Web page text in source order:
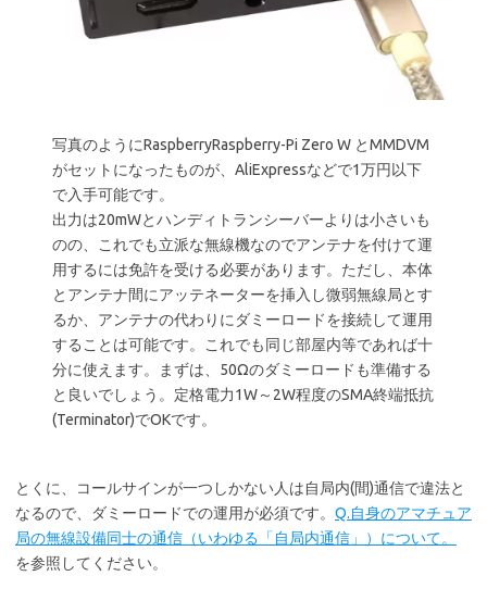
写真のようにRaspberryRaspberry-Pi Zero W とMMDVM
がセットになったものが、AliExpressなどで1万円以下
で入手可能です。
出力は20mWとハンディトランシーバーよりは小さいも
のの、これでも立派な無線機なのでアンテナを付けて運
用するには免許を受ける必要があります。ただし、本体
とアンテナ間にアッテネーターを挿入し微弱無線局とす
るか、アンテナの代わりにダミーロードを接続して運用
することは可能です。これでも同じ部屋内等であれば十
分に使えます。まずは、50Ωのダミーロードも準備する
と良いでしょう。定格電力1W～2W程度のSMA終端抵抗
(Terminator)でOKです。
とくに、コールサインが一つしかない人は自局内(間)通信で違法と
なるので、ダミーロードでの運用が必須です。 Q.自身のアマチュア
局の無線設備同士の通信（いわゆる「自局内通信」）について。
を参照してください。